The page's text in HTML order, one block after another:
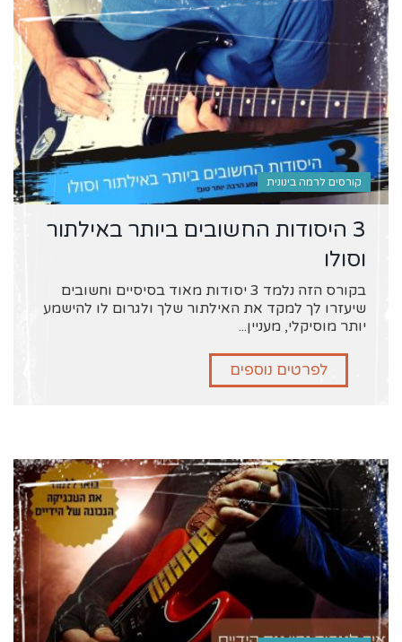
קורסים לרמה בינונית
3 היסודות החשובים ביותר באילתור
וסולו
בקורס הזה נלמד 3 יסודות מאוד בסיסיים וחשובים
שיעזרו לך למקד את האילתור שלך ולגרום לו להישמע
יותר מוסיקלי, מעניין...
לפרטים נוספים